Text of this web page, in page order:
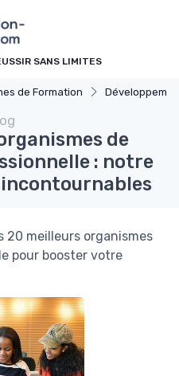
SANS LIMITES
de Formation Développement
de
: notre
20 meilleurs organismes
pour booster votre